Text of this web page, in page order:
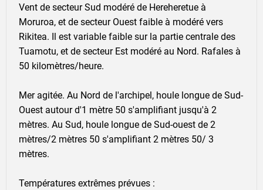
Vent de secteur Sud modéré de Hereheretue à
Moruroa, et de secteur Ouest faible à modéré vers
Rikitea. Il est variable faible sur la partie centrale des
Tuamotu, et de secteur Est modéré au Nord. Rafales à
50 kilomètres/heure.
Mer agitée. Au Nord de l'archipel, houle longue de Sud-
Ouest autour d'1 mètre 50 s'amplifiant jusqu'à 2
mètres. Au Sud, houle longue de Sud-ouest de 2
mètres/2 mètres 50 s'amplifiant 2 mètres 50/ 3
mètres.
Températures extrêmes prévues :